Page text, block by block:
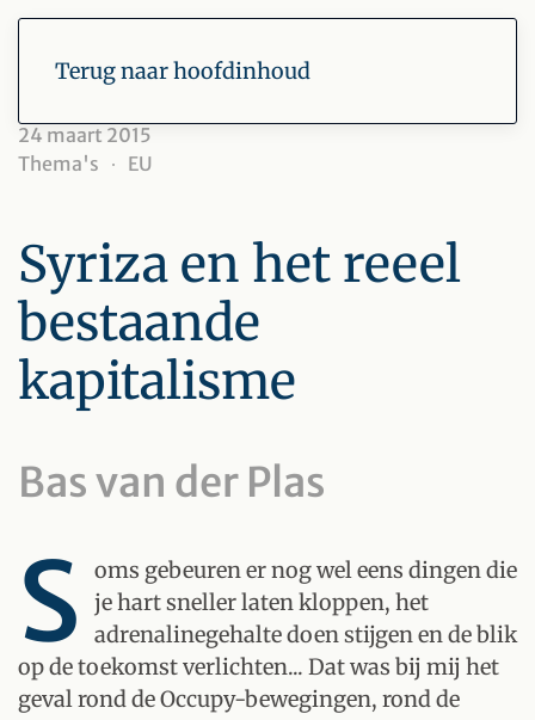
Terug naar hoofdinhoud
24 maart 2015
Thema's
EU
Syriza en het reeel
bestaande
kapitalisme
Bas van der Plas
S
oms gebeuren er nog wel eens dingen die
je hart sneller laten kloppen, het
adrenalinegehalte doen stijgen en de blik
op de toekomst verlichten... Dat was bij mij het
geval rond de Occupy-bewegingen, rond de